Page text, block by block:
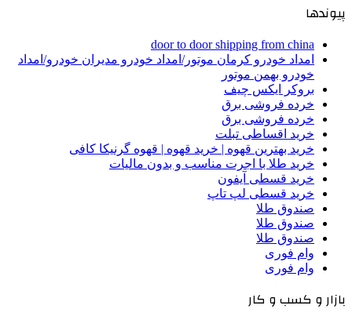
پیوندها
door to door shipping from china
امداد خودرو کرمان موتور/امداد خودرو مدیران خودرو/امداد
خودرو بهمن موتور
بروکر ایکس چیف
خرده فروشی برق
خرده فروشی برق
خرید اقساطی تبلت
خرید بهترین قهوه | خرید قهوه | قهوه گرنیکا کافی
خرید طلا با اجرت مناسب و بدون مالیات
خرید قسطی آیفون
خرید قسطی لپ تاپ
صندوق طلا
صندوق طلا
صندوق طلا
وام فوری
وام فوری
بازار و کسب و کار